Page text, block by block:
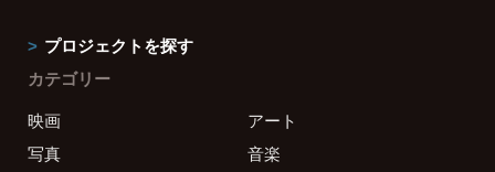
プロジェクトを探す
カテゴリー
映画
アート
写真
音楽